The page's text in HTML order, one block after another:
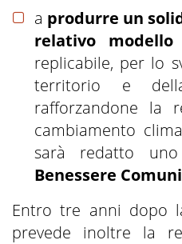
a produrre un
relativo
replicabile, per lo
territorio e
rafforzandone la
cambiamento
sarà redatto
Benessere
Entro tre anni dopo
prevede inoltre la